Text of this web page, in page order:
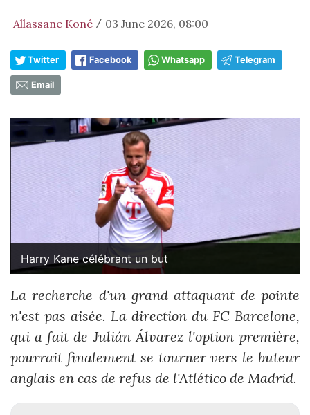
Allassane Koné / 03 June 2026, 08:00
Twitter Facebook Whatsapp Telegram
Email
Harry Kane célébrant un but
La recherche d'un grand attaquant de pointe
n'est pas aisée. La direction du FC Barcelone,
qui a fait de Julián Álvarez l'option première,
pourrait finalement se tourner vers le buteur
anglais en cas de refus de l'Atlético de Madrid.